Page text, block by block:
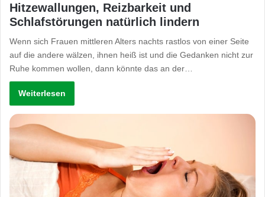
Hitzewallungen, Reizbarkeit und
Schlafstörungen natürlich lindern
Wenn sich Frauen mittleren Alters nachts rastlos von einer Seite
auf die andere wälzen, ihnen heiß ist und die Gedanken nicht zur
Ruhe kommen wollen, dann könnte das an der…
Weiterlesen